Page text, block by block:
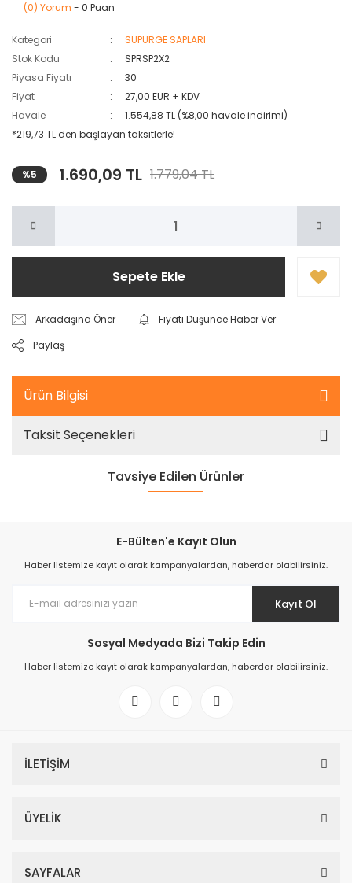
(0) Yorum - 0 Puan
Kategori
SÜPÜRGE SAPLARI
Stok Kodu
SPRSP2X2
Piyasa Fiyatı
30
Fiyat
27,00 EUR + KDV
Havale
1.554,88 TL (%8,00 havale indirimi)
*219,73 TL den başlayan taksitlerle!
%5 1.690,09 TL 1.779,04 TL
Sepete Ekle
Arkadaşına Öner
Fiyatı Düşünce Haber Ver
Paylaş
Ürün Bilgisi
Taksit Seçenekleri
Tavsiye Edilen Ürünler
563,36 TL
E-Bülten'e Kayıt Olun
Haber listemize kayıt olarak kampanyalardan, haberdar olabilirsiniz.
Kayıt Ol
Sosyal Medyada Bizi Takip Edin
Haber listemize kayıt olarak kampanyalardan, haberdar olabilirsiniz.
İLETİŞİM
ÜYELİK
SAYFALAR